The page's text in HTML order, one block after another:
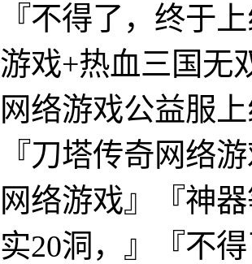
『不得了，终于
游戏+热血三国无
网络游戏公益服
『刀塔传奇网络
网络游戏』『神
实20洞，』『不